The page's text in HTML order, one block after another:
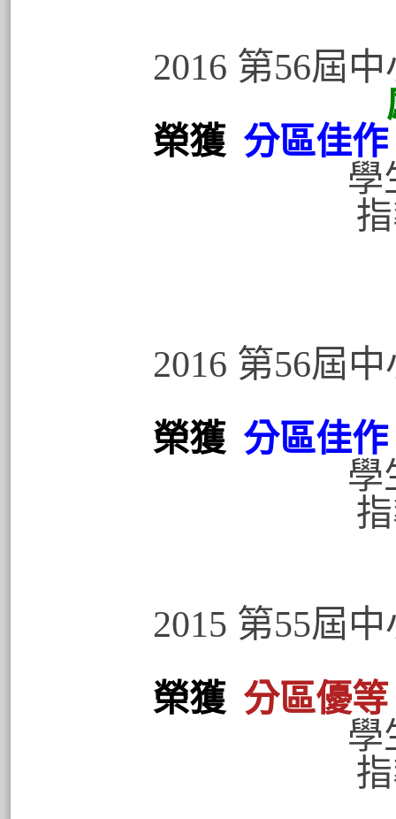
2016 第56屆
感溫變色
榮獲 分區佳作
學
指導老
2016 第56屆
榮獲 分區佳作
學
指導老
2015 第55屆
榮獲 分區優等
學
指導老